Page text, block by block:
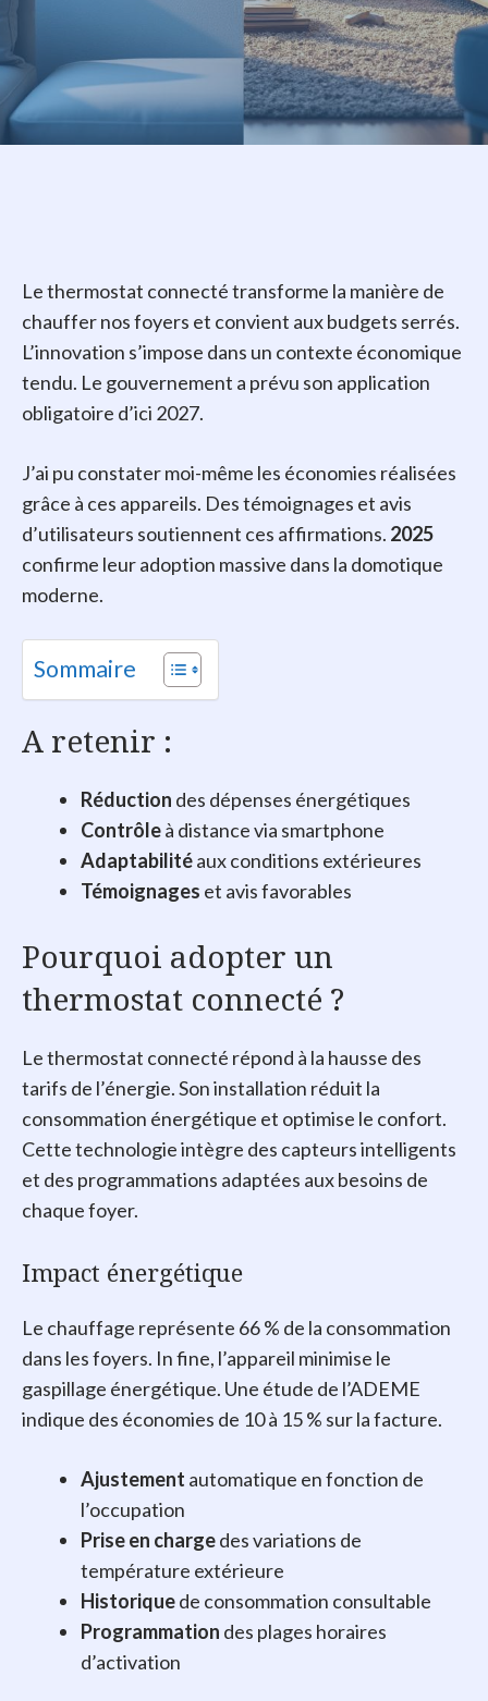
Le thermostat connecté transforme la manière de
chauffer nos foyers et convient aux budgets serrés.
L’innovation s’impose dans un contexte économique
tendu. Le gouvernement a prévu son application
obligatoire d’ici 2027.
J’ai pu constater moi-même les économies réalisées
grâce à ces appareils. Des témoignages et avis
d’utilisateurs soutiennent ces affirmations. 2025
confirme leur adoption massive dans la domotique
moderne.
Sommaire
A retenir :
Réduction des dépenses énergétiques
Contrôleà distance via smartphone
Adaptabilitéaux conditions extérieures
Témoignages et avis favorables
Pourquoi adopter un
thermostat connecté ?
Le thermostat connecté répond à la hausse des
tarifs de l’énergie. Son installation réduit la
consommation énergétique et optimise le confort.
Cette technologie intègre des capteurs intelligents
et des programmations adaptées aux besoins de
chaque foyer.
Impact énergétique
Le chauffage représente 66 % de la consommation
dans les foyers. In fine, l’appareil minimise le
gaspillage énergétique. Une étude de l’ADEME
indique des économies de 10 à 15 % sur la facture.
Ajustement automatique en fonction de
l’occupation
Prise en chargedes variations de
température extérieure
Historiquede consommation consultable
Programmation des plages horaires
d’activation